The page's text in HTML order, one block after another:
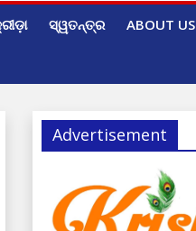
ସ୍ୱତନ୍ତ୍ର ABOUT US
Advertisement